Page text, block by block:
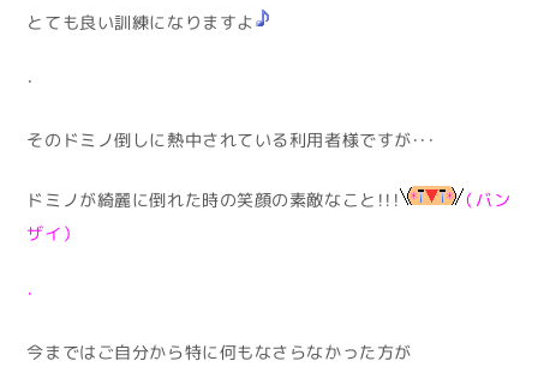
とても良い訓練になりますよ
・
そのドミノ倒しに熱中されている利用者様ですが・・・
ドミノが綺麗に倒れた時の笑顔の素敵なこと！！！
（バン
ザイ）
・
今まではご自分から特に何もなさらなかった方が